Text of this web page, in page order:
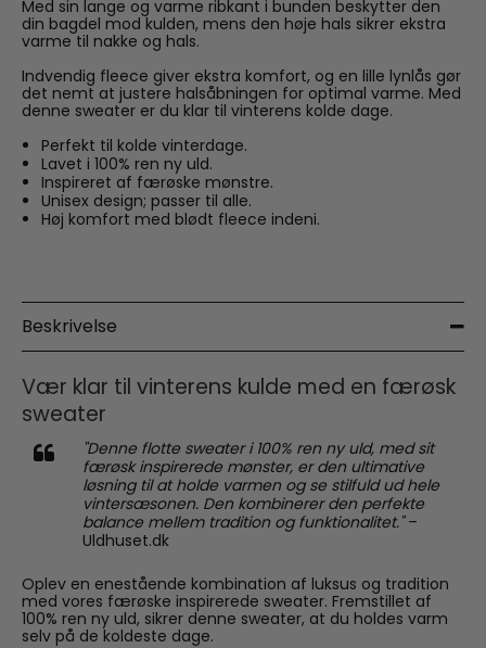
Med sin lange og varme ribkant i bunden beskytter den
din bagdel mod kulden, mens den høje hals sikrer ekstra
varme til nakke og hals.
Indvendig fleece giver ekstra komfort, og en lille lynlås gør
det nemt at justere halsåbningen for optimal varme. Med
denne sweater er du klar til vinterens kolde dage.
Perfekt til kolde vinterdage.
Lavet i 100% ren ny uld.
Inspireret af færøske mønstre.
Unisex design; passer til alle.
Høj komfort med blødt fleece indeni.
Beskrivelse
Vær klar til vinterens kulde med en færøsk
sweater
"Denne flotte sweater i 100% ren ny uld, med sit
færøsk inspirerede mønster, er den ultimative
løsning til at holde varmen og se stilfuld ud hele
vintersæsonen. Den kombinerer den perfekte
balance mellem tradition og funktionalitet."–
Uldhuset.dk
Oplev en enestående kombination af luksus og tradition
med vores færøske inspirerede sweater. Fremstillet af
100% ren ny uld, sikrer denne sweater, at du holdes varm
selv på de koldeste dage.